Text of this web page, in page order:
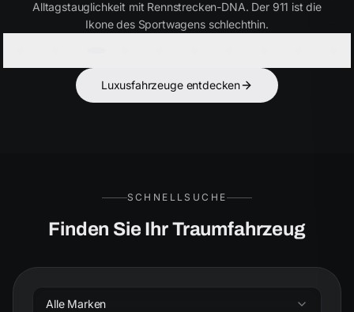
ultimativen Luxus mit kraftvoller Performance – für Kenner,
die das Besondere suchen.
Luxusfahrzeuge entdecken
SCHNELLSUCHE
Finden Sie Ihr Traumfahrzeug
Alle Marken